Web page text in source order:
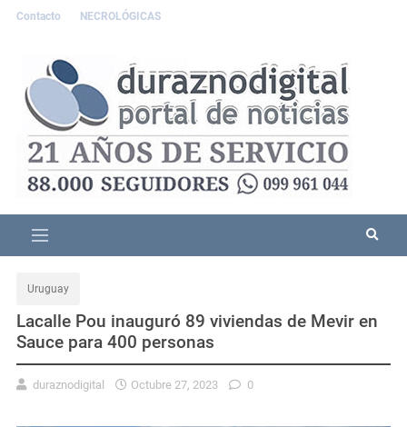
Contacto NECROLÓGICAS
Uruguay
Lacalle Pou inauguró 89 viviendas de Mevir en
Sauce para 400 personas
duraznodigital Octubre 27, 2023 0